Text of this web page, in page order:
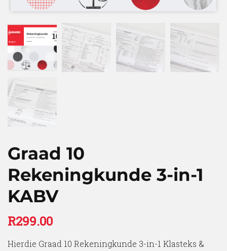
Graad 10
Rekeningkunde 3-in-1
KABV
R299.00
Hierdie Graad 10 Rekeningkunde 3-in-1 Klasteks &